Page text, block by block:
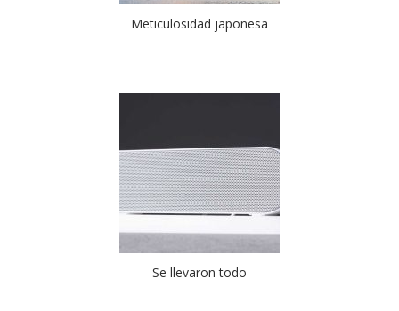
Meticulosidad japonesa
Se llevaron todo